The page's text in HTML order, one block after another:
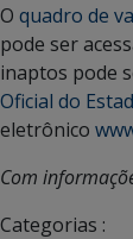
O quadro de
pode ser
inaptos pode
Oficial do
eletrônico
Com
Categorias :